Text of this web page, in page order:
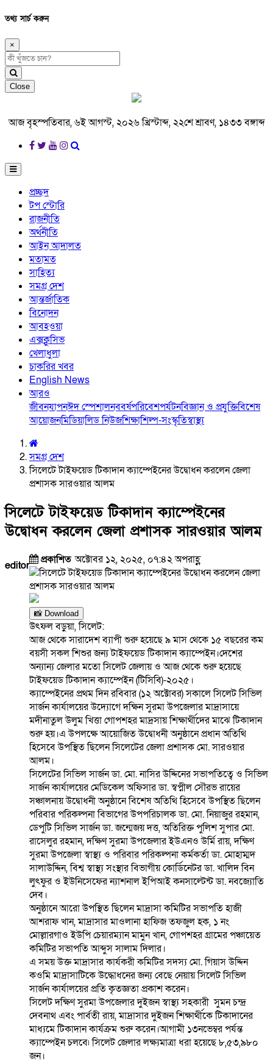
তথ্য সার্চ করুন
×
Close
আজ বৃহস্পতিবার, ৬ই আগস্ট, ২০২৬ খ্রিস্টাব্দ, ২২শে শ্রাবণ, ১৪৩৩ বঙ্গাব্দ
প্রচ্ছদ
টপ স্টোরি
রাজনীতি
অর্থনীতি
আইন আদালত
মতামত
সাহিত্য
সমগ্র দেশ
আন্তর্জাতিক
বিনোদন
আবহওয়া
এক্সক্লুসিভ
খেলাধুলা
চাকরির খবর
English News
আরও
জীবনযাপনঈদ স্পেশালনববর্ষপরিবেশপর্যটনবিজ্ঞান ও প্রযুক্তিবিশেষ
আয়োজনমিডিয়ালিড নিউজশিক্ষাশিল্প-সংস্কৃতিস্বাস্থ্য
সমগ্র দেশ
সিলেটে টাইফয়েড টিকাদান ক্যাম্পেইনের উদ্বোধন করলেন জেলা
প্রশাসক সারওয়ার আলম
সিলেটে টাইফয়েড টিকাদান ক্যাম্পেইনের
উদ্বোধন করলেন জেলা প্রশাসক সারওয়ার আলম
editor প্রকাশিতঅক্টোবর ১২, ২০২৫, ০৭:৪২ অপরাহ্ণ
📸 Download
উৎফল বড়ুয়া, সিলেট:
আজ থেকে সারাদেশ ব্যাপী শুরু হয়েছে ৯ মাস থেকে ১৫ বছরের কম
বয়সী সকল শিশুর জন্য টাইফয়েড টিকাদান ক্যাম্পেইন।দেশের
অন্যান্য জেলার মতো সিলেট জেলায় ও আজ থেকে শুরু হয়েছে
টাইফয়েড টিকাদান ক্যাম্পেইন (টিসিবি)-২০২৫।
ক্যাম্পেইনের প্রথম দিন রবিবার (১২ অক্টোবর) সকালে সিলেট সিভিল
সার্জন কার্যালয়ের উদ্যোগে দক্ষিন সুরমা উপজেলার মাদ্রাসায়ে
মদীনাতুল উলুম খিত্তা গোপশহর মাদ্রসায় শিক্ষার্থীদের মাঝে টিকাদান
শুরু হয়।এ উপলক্ষে আয়োজিত উদ্বোধনী অনুষ্ঠানে প্রধান অতিথি
হিসেবে উপস্থিত ছিলেন সিলেটের জেলা প্রশাসক মো. সারওয়ার
আলম।
সিলেটের সিভিল সার্জন ডা. মো. নাসির উদ্দিনের সভাপতিত্বে ও সিভিল
সার্জন কার্যালয়ের মেডিকেল অফিসার ডা. স্বপ্নীল সৌরভ রায়ের
সঞ্চালনায় উদ্বোধনী অনুষ্ঠানে বিশেষ অতিথি হিসেবে উপস্থিত ছিলেন
পরিবার পরিকল্পনা বিভাগের উপপরিচালক ডা. মো. নিয়াজুর রহমান,
ডেপুটি সিভিল সার্জন ডা. জন্মেজয় দত্ত, অতিরিক্ত পুলিশ সুপার মো.
রাসেলুর রহমান, দক্ষিণ সুরমা উপজেলার ইউএনও উর্মি রায়, দক্ষিণ
সুরমা উপজেলা স্বাস্থ্য ও পরিবার পরিকল্পনা কর্মকর্তা ডা. মোহাম্মদ
সালাউদ্দিন, বিশ্ব স্বাস্থ্য সংস্থার বিভাগীয় কোর্ডিনেটর ডা. খালিদ বিন
লুৎফুর ও ইউনিসেফের ন্যাশনাল ইপিআই কনসাল্টেন্ট ডা. নবজ্যোতি
দেব।
অনুষ্ঠানে আরো উপস্থিত ছিলেন মাদ্রাসা কমিটির সভাপতি হাজী
আশরাফ খান, মাদ্রাসার মাওলানা হাফিজ তফজুল হক, ১ নং
মোল্লারগাও ইউপি চেয়ারম্যান মামুন খান, গোপশহর গ্রামের পঞ্চায়েত
কমিটির সভাপতি আব্দুস সালাম দিলার।
এ সময় উক্ত মাদ্রাসার কার্যকরী কমিটির সদস্য মো. গিয়াস উদ্দিন
কওমি মাদ্রাসাটিকে উদ্ধোধনের জন্য বেছে নেয়ায় সিলেট সিভিল
সার্জন কার্যালয়ের প্রতি কৃতজ্ঞতা প্রকাশ করেন।
সিলেট দক্ষিণ সুরমা উপজেলার দুইজন স্বাস্থ্য সহকারী সুমন চন্দ্র
দেবনাথ এবং পার্বতী রায়, মাদ্রাসার দুইজন শিক্ষার্থীকে টিকাদানের
মাধ্যমে টিকাদান কার্যক্রম শুরু করেন।আগামী ১৩নভেম্বর পর্যন্ত
ক্যাম্পেইন চলবে৷ সিলেট জেলার লক্ষ্যমাত্রা ধরা হয়েছে ৮,৫৩,৯৮০
জন।